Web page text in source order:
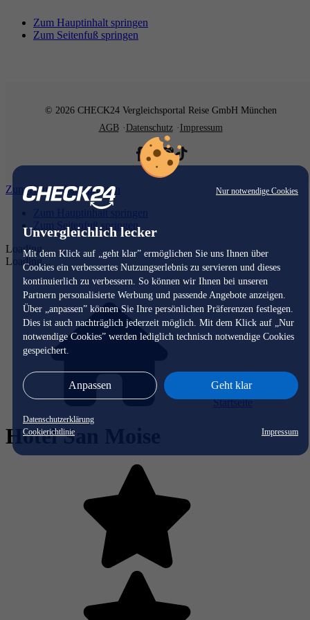
Nur notwendige Cookies
Unvergleichlich lecker
Mit dem Klick auf „geht klar” ermöglichen Sie uns Ihnen über
Cookies ein verbessertes Nutzungserlebnis zu servieren und dieses
kontinuierlich zu verbessern. So können wir Ihnen bei unseren
Partnern personalisierte Werbung und passende Angebote anzeigen.
Über „anpassen” können Sie Ihre persönlichen Präferenzen festlegen.
Dies ist auch nachträglich jederzeit möglich. Mit dem Klick auf „Nur
notwendige Cookies” werden lediglich technisch notwendige Cookies
gespeichert.
Anpassen Geht klar
Datenschutzerklärung
Cookierichtlinie
Impressum
Zum Hauptinhalt springen
Zum Seitenfuß springen
© 2026 CHECK24 Vergleichsportal Reise GmbH München
AGB
Datenschutz Impressum
Zum Hauptinhalt springen
Zum Hauptinhalt springen
Zum Seitenfuß springen
Loading...
Loading...
Startseite
Hotel San Moise